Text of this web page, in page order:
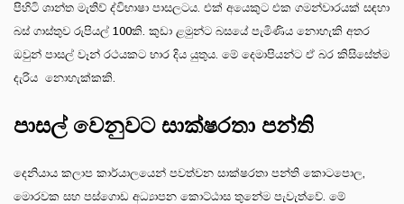
පිහිටි ශාන්ත මැතිව් ද්විභාෂා පාසලටය. එක් අයෙකුට එක ගමන්වාරයක් සඳහා
බස් ගාස්තුව රුපියල් 100කි. කුඩා ළමුන්ට බසයේ පැමිණිය නොහැකි අතර
ඔවුන් පාසල් වෑන් රථයකට භාර දිය යුතුය. මේ දෙමාපියන්ට ඒ බර කිසිසේත්ම
දැරිය නොහැක්කකි.
පාසල් වෙනුවට සාක්ෂරතා පන්ති
දෙනියාය කලාප කාර්යාලයෙන් පවත්වන සාක්ෂරතා පන්ති කොටපොල,
මොරවක සහ පස්ගොඩ අධ්‍යාපන කොට්ඨාස තුනේම පැවැත්වේ. මේ